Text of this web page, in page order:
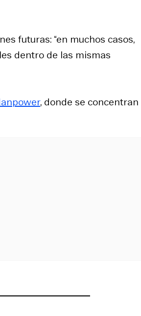
futuras: “en muchos casos,
dentro de las mismas
, donde se concentran